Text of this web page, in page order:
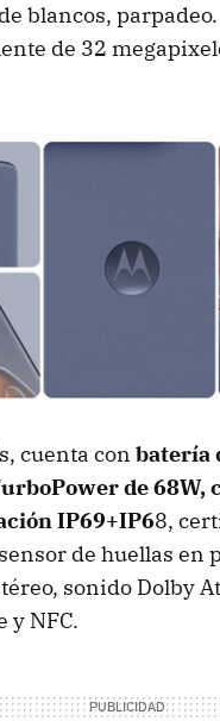
blancos,
de 32
cuenta con batería
de 68W, c
IP69+IP68,
de huellas en
sonido Dolby
y NFC.